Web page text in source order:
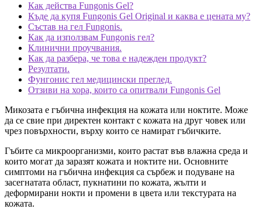
Как действа Fungonis Gel?
Къде да купя Fungonis Gel Original и каква е цената му?
Състав на гел Fungonis.
Как да използвам Fungonis гел?
Клинични проучвания.
Как да разбера, че това е надежден продукт?
Резултати.
Фунгонис гел медицински преглед.
Отзиви на хора, които са опитвали Fungonis Gel
Микозата е гъбична инфекция на кожата или ноктите. Може
да се свие при директен контакт с кожата на друг човек или
чрез повърхности, върху които се намират гъбичките.
Гъбите са микроорганизми, които растат във влажна среда и
които могат да заразят кожата и ноктите ни. Основните
симптоми на гъбична инфекция са сърбеж и подуване на
засегнатата област, пукнатини по кожата, жълти и
деформирани нокти и промени в цвета или текстурата на
кожата.